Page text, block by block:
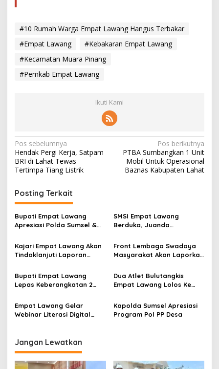
#10 Rumah Warga Empat Lawang Hangus Terbakar
#Empat Lawang
#Kebakaran Empat Lawang
#Kecamatan Muara Pinang
#Pemkab Empat Lawang
Ikuti Kami
N
a
v
i
g
a
s
i
p
s
Pos sebelumnya
Hendak Pergi Kerja, Satpam
BRI di Lahat Tewas
Tertimpa Tiang Listrik
Pos berikutnya
PTBA Sumbangkan 1 Unit
Mobil Untuk Operasional
Baznas Kabupaten Lahat
Posting Terkait
Bupati Empat Lawang
Apresiasi Polda Sumsel &
Ungkap Ladang Ganja 1
Hektar
SMSI Empat Lawang
Berduka, Juanda
Kajari Empat Lawang Akan
Tindaklanjuti Laporan
Masyarakat
Front Lembaga Swadaya
Masyarakat Akan Laporkan
Lawang
Bupati Empat Lawang
Lepas Keberangkatan 2
Palembang
Dua Atlet Bulutangkis
Empat Lawang Lolos Ke
Sumsel Super Series
Badminton
Empat Lawang Gelar
Webinar Literasi Digital
Kapolda Sumsel Apresiasi
Program Pol PP Desa
Jangan Lewatkan